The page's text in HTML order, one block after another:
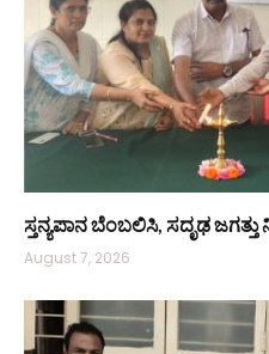
ಸ್ತನ್ಯಪಾನ ಬೆಂಬಲಿಸಿ, ಸದೃಢ
August 7, 2026